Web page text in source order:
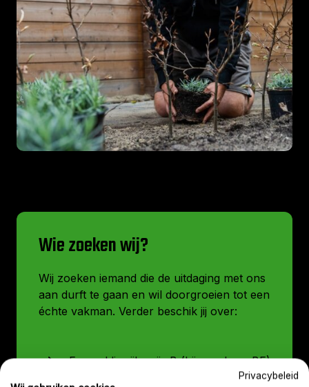
Wie zoeken wij?
Wij zoeken iemand die de uitdaging met ons
aan durft te gaan en wil doorgroeien tot een
échte vakman. Verder beschik jij over:
Een geldig rijbewijs B (bij voorkeur BE)
Privacybeleid